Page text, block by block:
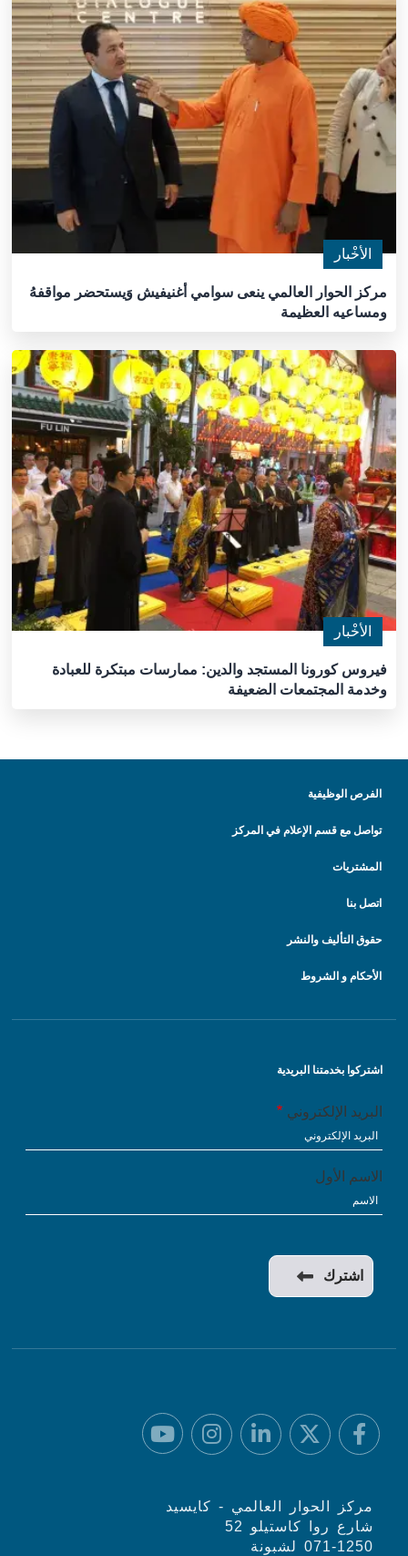
الأخْبار
مركز الحوار العالمي ينعى سوامي أغنيفيش وَيستحضر مواقفهُ
ومساعيه العظيمة
الأخْبار
فيروس كورونا المستجد والدين: ممارسات مبتكرة للعبادة
وخدمة المجتمعات الضعيفة
الفرص الوظيفية
تواصل مع قسم الإعلام في المركز
المشتريات
اتصل بنا
حقوق التأليف والنشر
الأحكام و الشروط
اشتركوا بخدمتنا البريدية
البريد الإلكتروني
الاسم الأول
مركز الحوار العالمي - كايسيد
شارع روا كاستيلو 52
071-1250 لشبونة